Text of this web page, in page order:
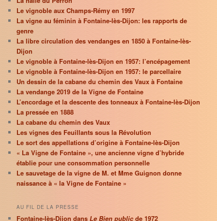
Le vignoble aux Champs-Rémy en 1997
La vigne au féminin à Fontaine-lès-Dijon: les rapports de
genre
La libre circulation des vendanges en 1850 à Fontaine-lès-
Dijon
Le vignoble à Fontaine-lès-Dijon en 1957: l’encépagement
Le vignoble à Fontaine-lès-Dijon en 1957: le parcellaire
Un dessin de la cabane du chemin des Vaux à Fontaine
La vendange 2019 de la Vigne de Fontaine
L’encordage et la descente des tonneaux à Fontaine-lès-Dijon
La pressée en 1888
La cabane du chemin des Vaux
Les vignes des Feuillants sous la Révolution
Le sort des appellations d’origine à Fontaine-lès-Dijon
« La Vigne de Fontaine », une ancienne vigne d’hybride
établie pour une consommation personnelle
Le sauvetage de la vigne de M. et Mme Guignon donne
naissance à « la Vigne de Fontaine »
AU FIL DE LA PRESSE
Fontaine-lès-Dijon dansLe Bien public de 1972